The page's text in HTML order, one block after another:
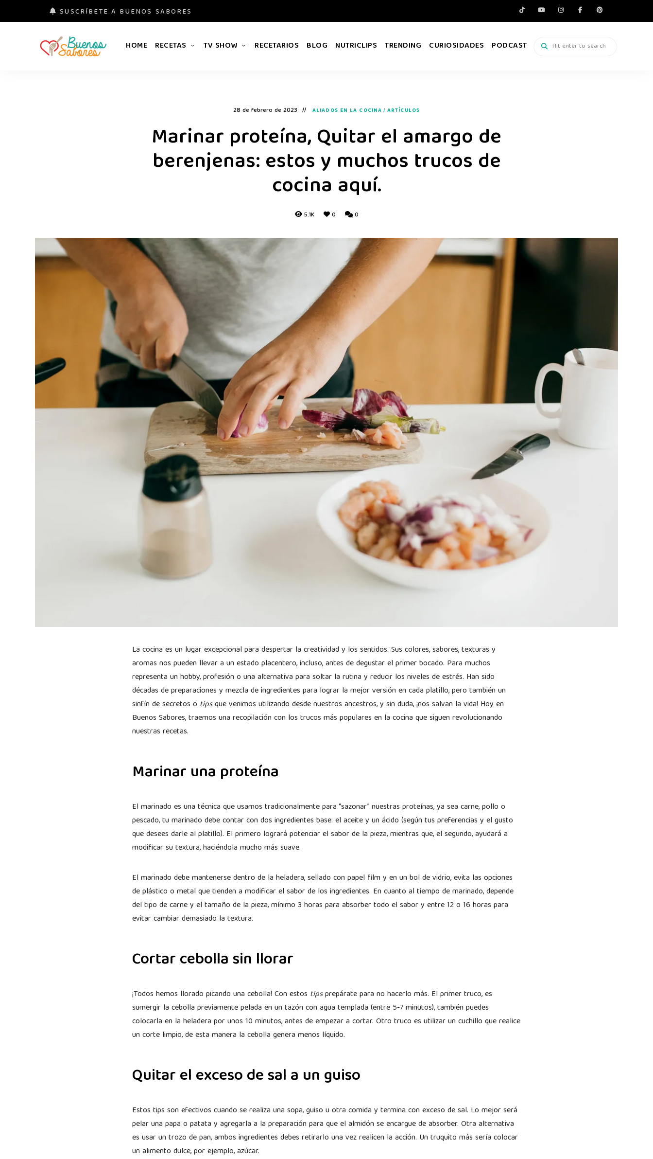
SUSCRÍBETE A BUENOS SABORES
HOME RECETAS TV SHOW RECETARIOS BLOG NUTRICLIPS TRENDING CURIOSIDADES PODCAST
28 de febrero de 2023 ALIADOS EN LA COCINA / ARTÍCULOS
Marinar proteína, Quitar el amargo de
berenjenas: estos y muchos trucos de
cocina aquí.
5.1K 0 0
La cocina es un lugar excepcional para despertar la creatividad y los sentidos. Sus colores, sabores, texturas y
aromas nos pueden llevar a un estado placentero, incluso, antes de degustar el primer bocado. Para muchos
representa un hobby, profesión o una alternativa para soltar la rutina y reducir los niveles de estrés. Han sido
décadas de preparaciones y mezcla de ingredientes para lograr la mejor versión en cada platillo, pero también un
sinfín de secretos o tipsque venimos utilizando desde nuestros ancestros, y sin duda, ¡nos salvan la vida! Hoy en
Buenos Sabores, traemos una recopilación con los trucos más populares en la cocina que siguen revolucionando
nuestras recetas.
Marinar una proteína
El marinado es una técnica que usamos tradicionalmente para “sazonar” nuestras proteínas, ya sea carne, pollo o
pescado, tu marinado debe contar con dos ingredientes base: el aceite y un ácido (según tus preferencias y el gusto
que desees darle al platillo). El primero logrará potenciar el sabor de la pieza, mientras que, el segundo, ayudará a
modificar su textura, haciéndola mucho más suave.
El marinado debe mantenerse dentro de la heladera, sellado con papel film y en un bol de vidrio, evita las opciones
de plástico o metal que tienden a modificar el sabor de los ingredientes. En cuanto al tiempo de marinado, depende
del tipo de carne y el tamaño de la pieza, mínimo 3 horas para absorber todo el sabor y entre 12 o 16 horas para
evitar cambiar demasiado la textura.
Cortar cebolla sin llorar
¡Todos hemos llorado picando una cebolla! Con estos tipsprepárate para no hacerlo más. El primer truco, es
sumergir la cebolla previamente pelada en un tazón con agua templada (entre 5-7 minutos), también puedes
colocarla en la heladera por unos 10 minutos, antes de empezar a cortar. Otro truco es utilizar un cuchillo que realice
un corte limpio, de esta manera la cebolla genera menos líquido.
Quitar el exceso de sal a un guiso
Estos tips son efectivos cuando se realiza una sopa, guiso u otra comida y termina con exceso de sal. Lo mejor será
pelar una papa o patata y agregarla a la preparación para que el almidón se encargue de absorber. Otra alternativa
es usar un trozo de pan, ambos ingredientes debes retirarlo una vez realicen la acción. Un truquito más sería colocar
un alimento dulce, por ejemplo, azúcar.